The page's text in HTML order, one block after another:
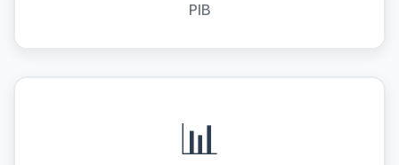
PIB
📊